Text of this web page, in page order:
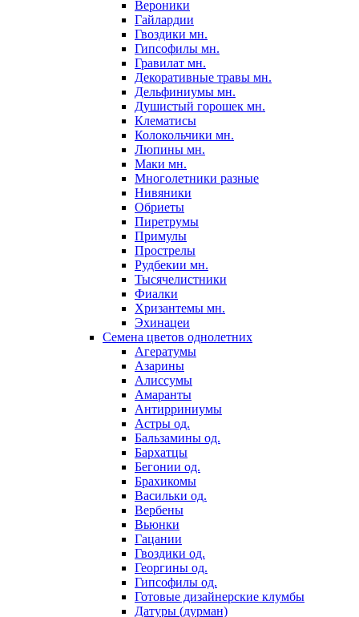
Вероники
Гайлардии
Гвоздики мн.
Гипсофилы мн.
Гравилат мн.
Декоративные травы мн.
Дельфиниумы мн.
Душистый горошек мн.
Клематисы
Колокольчики мн.
Люпины мн.
Маки мн.
Многолетники разные
Нивяники
Обриеты
Пиретрумы
Примулы
Прострелы
Рудбекии мн.
Тысячелистники
Фиалки
Хризантемы мн.
Эхинацеи
Семена цветов однолетних
Агератумы
Азарины
Алиссумы
Амаранты
Антирриниумы
Астры од.
Бальзамины од.
Бархатцы
Бегонии од.
Брахикомы
Васильки од.
Вербены
Вьюнки
Гацании
Гвоздики од.
Георгины од.
Гипсофилы од.
Готовые дизайнерские клумбы
Датуры (дурман)